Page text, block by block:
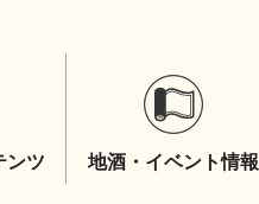
ンツ 地酒・イベント情報